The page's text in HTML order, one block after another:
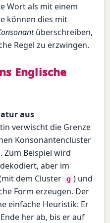
Wort als mit einem
können dies mit
überschreiben,
Regel zu erzwingen.
Englische
aus
verwischt die Grenze
Konsonantencluster
Zum Beispiel wird
dekodiert, aber im
dem Cluster g ) und
Form erzeugen. Der
einfache Heuristik: Er
her ab, bis er auf